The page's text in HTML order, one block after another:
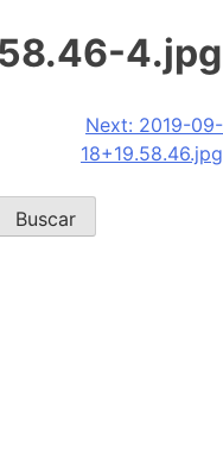
4.jpg
Next: 2019-09-
18+19.58.46.jpg